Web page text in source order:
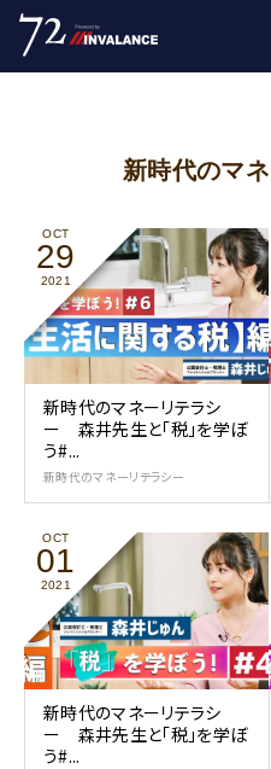
新時代のマ
OCT
29
2021
新時代のマネーリテラシ
ー 森井先生と「税」を学ぼ
う#...
新時代のマネーリテラシー
OCT
01
2021
新時代のマネーリテラシ
ー 森井先生と「税」を学ぼ
う#...